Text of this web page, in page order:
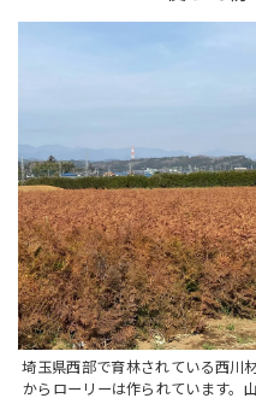
埼玉県西部で育林されている西川
からローリーは作られています。山